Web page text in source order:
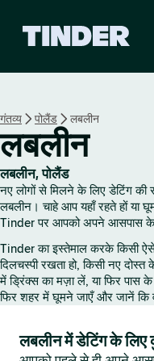
गंतव्य पोलैंड लबलीन
लबलीन
लबलीन, पोलैंड
नए लोगों से मिलने के लिए डेटिंग
लबलीन। चाहे आप यहाँ रहते हों या
Tinder पर आपको अपने आसपास के
Tinder का इस्तेमाल करके किसी
दिलचस्पी रखता हो, किसी नए
में ड्रिंक्स का मज़ा लें, या फिर पास
फिर शहर में घूमने जाएँ और जानें कि
लबलीन में डेटिंग के